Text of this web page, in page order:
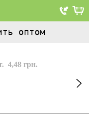
оптом
4,48 грн.